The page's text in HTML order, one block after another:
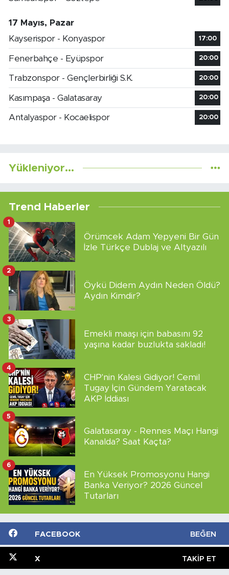
17 Mayıs, Pazar
Kayserispor - Konyaspor
17:00
Fenerbahçe - Eyüpspor 20:00
Trabzonspor - Gençlerbirliği S.K. 20:00
Kasımpaşa - Galatasaray 20:00
Antalyaspor - Kocaelispor 20:00
Yükleniyor...
Trend Haberler
Örümcek Adam Yepyeni Bir Gün
İzle Türkçe Dublaj ve Altyazılı
1
Öykü Didem Aydın Neden Öldü?
Aydın Kimdir?
2
Emekli maaşı için babasını 92
yaşına kadar buzlukta sakladı!
3
CHP'nin Kalesi Gidiyor! Cemil
Tugay İçin Gündem Yaratacak
AKP İddiası
4
Galatasaray - Rennes Maçı Hangi
Kanalda? Saat Kaçta?
5
En Yüksek Promosyonu Hangi
Banka Veriyor? 2026 Güncel
Tutarları
6
FACEBOOK BEĞEN
X TAKIP ET